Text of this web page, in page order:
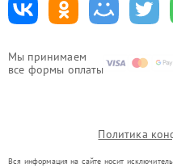
Мы принимаем
все формы оплаты
Политика
Вся информация на сайте носит